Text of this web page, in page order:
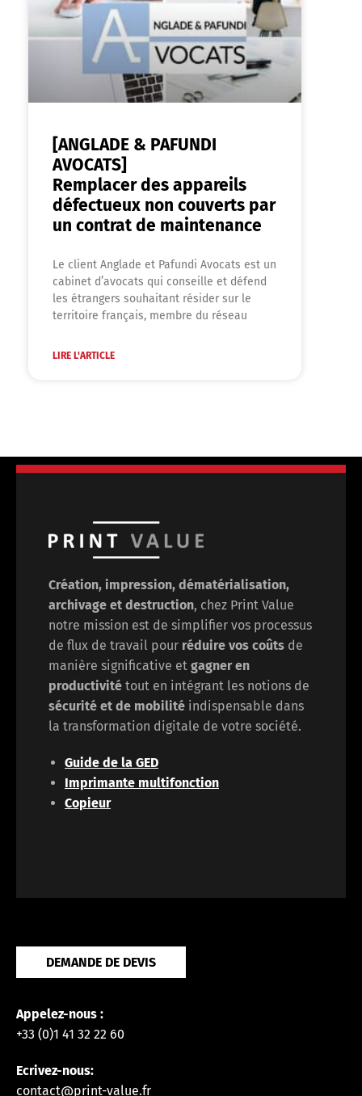
[ANGLADE & PAFUNDI
AVOCATS]
Remplacer des appareils
défectueux non couverts par
un contrat de maintenance
Le client Anglade et Pafundi Avocats est un
cabinet d’avocats qui conseille et défend
les étrangers souhaitant résider sur le
territoire français, membre du réseau
LIRE L'ARTICLE
Création, impression, dématérialisation,
archivage et destruction, chez Print Value
notre mission est de simplifier vos processus
de flux de travail pour réduire vos coûts de
manière significative et gagner en
productivité tout en intégrant les notions de
sécurité et de mobilité indispensable dans
la transformation digitale de votre société.
Guide de la GED
Imprimante multifonction
Copieur
DEMANDE DE DEVIS
Appelez-nous :
+33 (0)1 41 32 22 60
Ecrivez-nous:
contact@print-value.fr